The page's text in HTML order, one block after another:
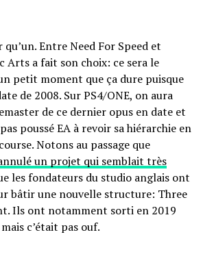
Entre Need For Speed et
Arts a fait son choix: ce sera le
petit moment que ça dure puisque
de 2008. Sur PS4/ONE, on aura
de ce dernier opus en date et
poussé EA à revoir sa hiérarchie en
Notons au passage que
un projet qui semblait très
les fondateurs du studio anglais ont
bâtir une nouvelle structure: Three
Ils ont notamment sorti en 2019
c’était pas ouf.